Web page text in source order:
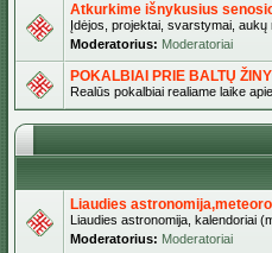
Atkurkime išnykusius
Įdėjos, projektai, svarstymai,
Moderatorius: Moderatoriai
POKALBIAI PRIE BALTŲ
Realūs pokalbiai realiame laike
Liaudies
Liaudies astronomija, kalendoriai
Moderatorius: Moderatoriai